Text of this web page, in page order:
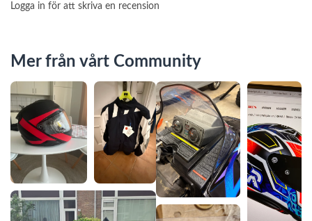
Logga in för att skriva en recension
Mer från vårt Community